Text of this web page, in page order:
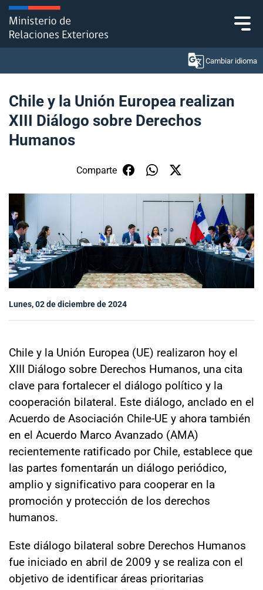
Click acá para ir directamente al contenido
Cambiar idioma
Ministerio
Política Exterior
Embajadas y consulados
Servicios ciudadanos
Subsecretaría de Relaciones Económicas
Internacionales
Sala de prensa
Chile y la Unión Europea realizan
XIII Diálogo sobre Derechos
Humanos
Comparte
Lunes, 02 de diciembre de 2024
Chile y la Unión Europea (UE) realizaron hoy el
XIII Diálogo sobre Derechos Humanos, una cita
clave para fortalecer el diálogo político y la
cooperación bilateral. Este diálogo, anclado en el
Acuerdo de Asociación Chile-UE y ahora también
en el Acuerdo Marco Avanzado (AMA)
recientemente ratificado por Chile, establece que
las partes fomentarán un diálogo periódico,
amplio y significativo para cooperar en la
promoción y protección de los derechos
humanos.
Este diálogo bilateral sobre Derechos Humanos
fue iniciado en abril de 2009 y se realiza con el
objetivo de identificar áreas prioritarias